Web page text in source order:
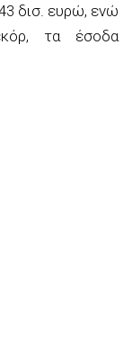
δισ. ευρώ, ενώ
τα έσοδα